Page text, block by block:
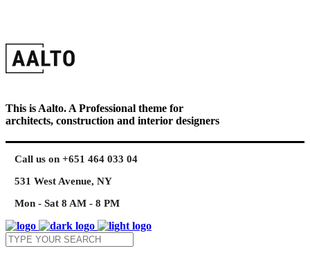
This is Aalto. A Professional theme for
architects, construction and interior designers
Call us on +651 464 033 04
531 West Avenue, NY
Mon - Sat 8 AM - 8 PM